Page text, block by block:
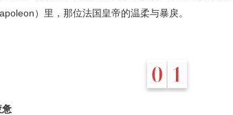
）里，那位法国皇帝的温柔与暴戾。
惫